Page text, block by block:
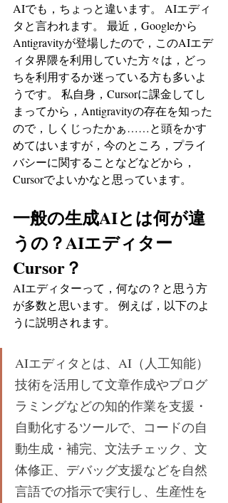
AIでも，ちょっと違います。 AIエディ
タと言われます。 最近，Googleから
Antigravityが登場したので，このAIエデ
ィタ界隈を利用していた方々は，どっ
ちを利用するか迷っている方も多いよ
うです。 私自身，Cursorに課金してし
まってから，Antigravityの存在を知った
ので，しくじったかぁ……と頭をかす
めてはいますが，今のところ，プライ
バシーに関することなどなどから，
Cursorでよいかなと思っています。
一般の生成AIとは何が違
うの？AIエディター
Cursor？
AIエディターって，何なの？と思う方
が多数と思います。 例えば，以下のよ
うに説明されます。
AIエディタとは、AI（人工知能）
技術を活用して文章作成やプログ
ラミングなどの知的作業を支援・
自動化するツールで、コードの自
動生成・補完、文法チェック、文
体修正、デバッグ支援などを自然
言語での指示で実行し、生産性を